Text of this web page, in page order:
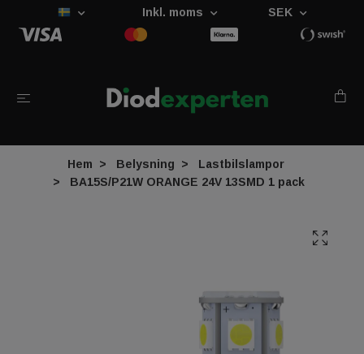
Inkl. moms SEK
Hem Belysning
Lastbilslampor
BA15S/P21W ORANGE 24V 13SMD 1 pack